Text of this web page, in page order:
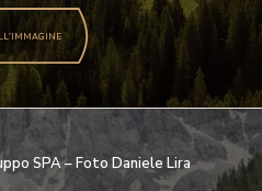
SPA – Foto Daniele Lira